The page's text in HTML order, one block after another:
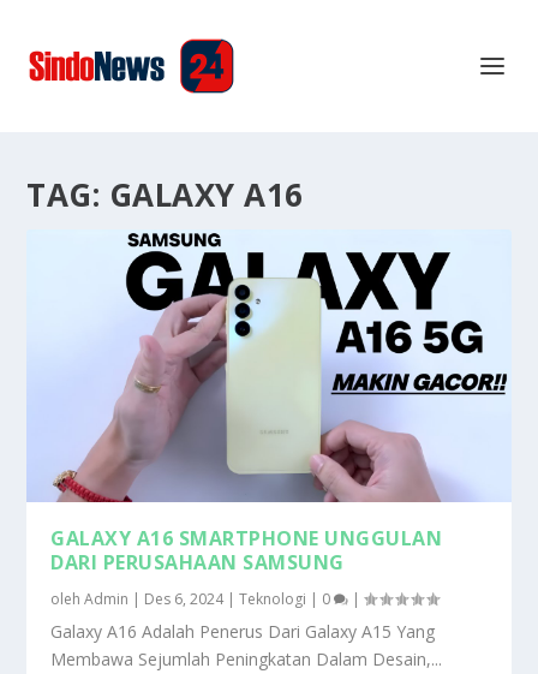
TAG: GALAXY A16
GALAXY A16 SMARTPHONE UNGGULAN
DARI PERUSAHAAN SAMSUNG
olehAdmin | Des 6, 2024|Teknologi | 0 |
Galaxy A16 Adalah Penerus Dari Galaxy A15 Yang
Membawa Sejumlah Peningkatan Dalam Desain,...